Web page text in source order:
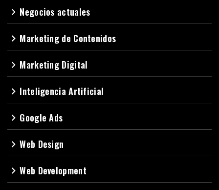
navigate_next Negocios actuales
navigate_next Marketing de Contenidos
navigate_next Marketing Digital
navigate_next Inteligencia Artificial
navigate_next Google Ads
navigate_nextWeb Design
navigate_nextWeb Development